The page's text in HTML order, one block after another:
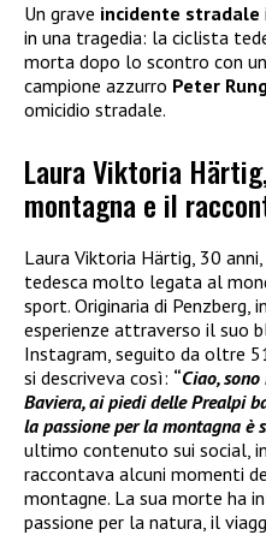
Un grave incidente stradale
in una tragedia: la ciclista
morta dopo lo scontro con
campione azzurro Peter
omicidio stradale.
Laura Viktoria
montagna e il
Laura Viktoria Härtig, 30 anni,
tedesca molto legata al
sport. Originaria di Penzberg,
esperienze attraverso il suo
Instagram, seguito da oltre
si descriveva così: “Ciao,
Baviera, ai piedi delle Prealpi
la passione per la montagna è
ultimo contenuto sui social,
raccontava alcuni momenti
montagne. La sua morte ha
passione per la natura, il